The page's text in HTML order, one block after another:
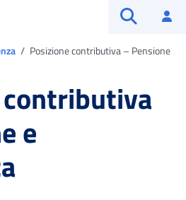
Posizione contributiva – Pensione
e